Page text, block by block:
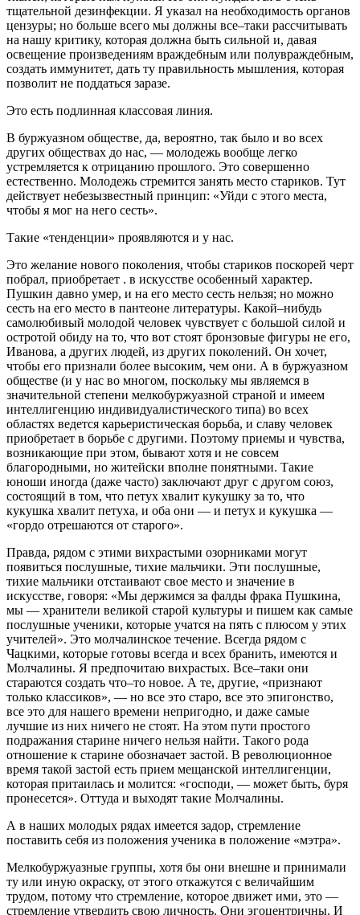
тщательной дезинфекции. Я указал на необходимость органов
цензуры; но больше всего мы должны все–таки рассчитывать
на нашу критику, которая должна быть сильной и, давая
освещение произведениям враждебным или полувраждебным,
создать иммунитет, дать ту правильность мышления, которая
позволит не поддаться заразе.
Это есть подлинная классовая линия.
В буржуазном обществе, да, вероятно, так было и во всех
других обществах до нас, — молодежь вообще легко
устремляется к отрицанию прошлого. Это совершенно
естественно. Молодежь стремится занять место стариков. Тут
действует небезызвестный принцип: «Уйди с этого места,
чтобы я мог на него сесть».
Такие «тенденции» проявляются и у нас.
Это желание нового поколения, чтобы стариков поскорей черт
побрал, приобретает . в искусстве особенный характер.
Пушкин давно умер, и на его место сесть нельзя; но можно
сесть на его место в пантеоне литературы. Какой–нибудь
самолюбивый молодой человек чувствует с большой силой и
остротой обиду на то, что вот стоят бронзовые фигуры не его,
Иванова, а других людей, из других поколений. Он хочет,
чтобы его признали более высоким, чем они. А в буржуазном
обществе (и у нас во многом, поскольку мы являемся в
значительной степени мелкобуржуазной страной и имеем
интеллигенцию индивидуалистического типа) во всех
областях ведется карьеристическая борьба, и славу человек
приобретает в борьбе с другими. Поэтому приемы и чувства,
возникающие при этом, бывают хотя и не совсем
благородными, но житейски вполне понятными. Такие
юноши иногда (даже часто) заключают друг с другом союз,
состоящий в том, что петух хвалит кукушку за то, что
кукушка хвалит петуха, и оба они — и петух и кукушка —
«гордо отрешаются от старого».
Правда, рядом с этими вихрастыми озорниками могут
появиться послушные, тихие мальчики. Эти послушные,
тихие мальчики отстаивают свое место и значение в
искусстве, говоря: «Мы держимся за фалды фрака Пушкина,
мы — хранители великой старой культуры и пишем как самые
послушные ученики, которые учатся на пять с плюсом у этих
учителей». Это молчалинское течение. Всегда рядом с
Чацкими, которые готовы всегда и всех бранить, имеются и
Молчалины. Я предпочитаю вихрастых. Все–таки они
стараются создать что–то новое. А те, другие, «признают
только классиков», — но все это старо, все это эпигонство,
все это для нашего времени непригодно, и даже самые
лучшие из них ничего не стоят. На этом пути простого
подражания старине ничего нельзя найти. Такого рода
отношение к старине обозначает застой. В революционное
время такой застой есть прием мещанской интеллигенции,
которая притаилась и молится: «господи, — может быть, буря
пронесется». Оттуда и выходят такие Молчалины.
А в наших молодых рядах имеется задор, стремление
поставить себя из положения ученика в положение «мэтра».
Мелкобуржуазные группы, хотя бы они внешне и принимали
ту или иную окраску, от этого откажутся с величайшим
трудом, потому что стремление, которое движет ими, это —
стремление утвердить свою личность. Они эгоцентричны. И